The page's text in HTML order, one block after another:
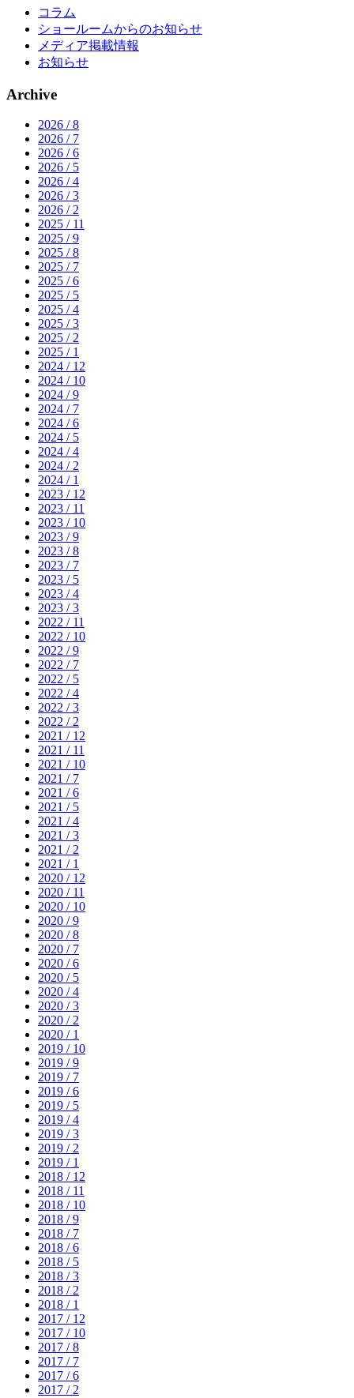
コラム
ショールームからのお知らせ
メディア掲載情報
お知らせ
Archive
2026 / 8
2026 / 7
2026 / 6
2026 / 5
2026 / 4
2026 / 3
2026 / 2
2025 / 11
2025 / 9
2025 / 8
2025 / 7
2025 / 6
2025 / 5
2025 / 4
2025 / 3
2025 / 2
2025 / 1
2024 / 12
2024 / 10
2024 / 9
2024 / 7
2024 / 6
2024 / 5
2024 / 4
2024 / 2
2024 / 1
2023 / 12
2023 / 11
2023 / 10
2023 / 9
2023 / 8
2023 / 7
2023 / 5
2023 / 4
2023 / 3
2022 / 11
2022 / 10
2022 / 9
2022 / 7
2022 / 5
2022 / 4
2022 / 3
2022 / 2
2021 / 12
2021 / 11
2021 / 10
2021 / 7
2021 / 6
2021 / 5
2021 / 4
2021 / 3
2021 / 2
2021 / 1
2020 / 12
2020 / 11
2020 / 10
2020 / 9
2020 / 8
2020 / 7
2020 / 6
2020 / 5
2020 / 4
2020 / 3
2020 / 2
2020 / 1
2019 / 10
2019 / 9
2019 / 7
2019 / 6
2019 / 5
2019 / 4
2019 / 3
2019 / 2
2019 / 1
2018 / 12
2018 / 11
2018 / 10
2018 / 9
2018 / 7
2018 / 6
2018 / 5
2018 / 3
2018 / 2
2018 / 1
2017 / 12
2017 / 10
2017 / 8
2017 / 7
2017 / 6
2017 / 2